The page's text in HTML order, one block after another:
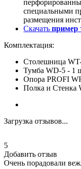
специальными
размещения
Скачать пример
Комплектация:
Столешница
Тумба WD-5 - 1
Опора PROFI
Полка и Стенка
Загрузка отзывов...
5
Добавить отзыв
Очень порадовали